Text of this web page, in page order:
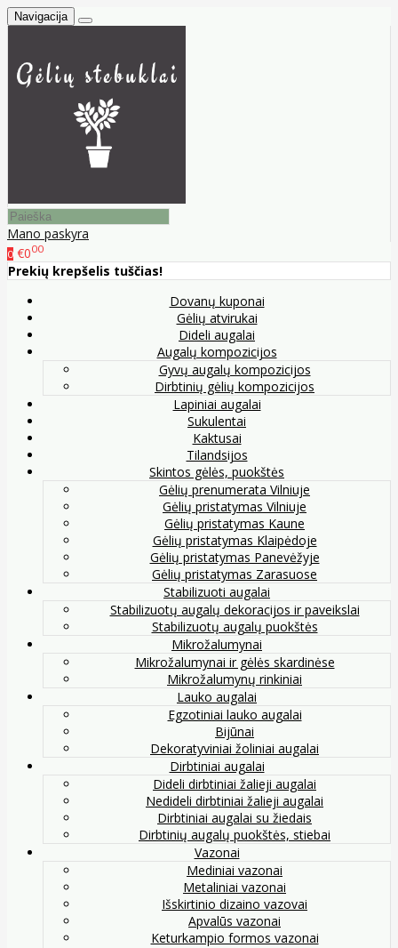
Navigacija
Mano paskyra
0 €000
Prekių krepšelis tuščias!
Dovanų kuponai
Gėlių atvirukai
Dideli augalai
Augalų kompozicijos
Gyvų augalų kompozicijos
Dirbtinių gėlių kompozicijos
Lapiniai augalai
Sukulentai
Kaktusai
Tilandsijos
Skintos gėlės, puokštės
Gėlių prenumerata Vilniuje
Gėlių pristatymas Vilniuje
Gėlių pristatymas Kaune
Gėlių pristatymas Klaipėdoje
Gėlių pristatymas Panevėžyje
Gėlių pristatymas Zarasuose
Stabilizuoti augalai
Stabilizuotų augalų dekoracijos ir paveikslai
Stabilizuotų augalų puokštės
Mikrožalumynai
Mikrožalumynai ir gėlės skardinėse
Mikrožalumynų rinkiniai
Lauko augalai
Egzotiniai lauko augalai
Bijūnai
Dekoratyviniai žoliniai augalai
Dirbtiniai augalai
Dideli dirbtiniai žalieji augalai
Nedideli dirbtiniai žalieji augalai
Dirbtiniai augalai su žiedais
Dirbtinių augalų puokštės, stiebai
Vazonai
Mediniai vazonai
Metaliniai vazonai
Išskirtinio dizaino vazovai
Apvalūs vazonai
Keturkampio formos vazonai